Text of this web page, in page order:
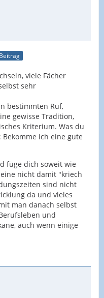
viele Fächer
sehr
bestimmten Ruf,
gewisse Tradition,
Kriterium. Was du
ich eine gute
füge dich soweit wie
nicht damit "kriech
sind nicht
da und vieles
man danach selbst
und
auch wenn einige